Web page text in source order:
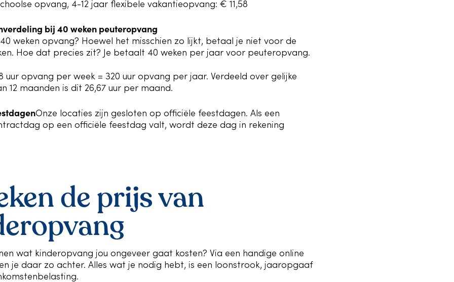
opvang, 4-12 jaar flexibele vakantieopvang: € 11,58
bij 40 weken peuteropvang
40 weken opvang? Hoewel het misschien zo lijkt, betaal je niet voor de
Hoe dat precies zit? Je betaalt 40 weken per jaar voor peuteropvang.
uur opvang per week = 320 uur opvang per jaar. Verdeeld over gelijke
12 maanden is dit 26,67 uur per maand.
Onze locaties zijn gesloten op officiële feestdagen. Als een
op een officiële feestdag valt, wordt deze dag in rekening
de prijs van
wat kinderopvang jou ongeveer gaat kosten? Via een handige online
je daar zo achter. Alles wat je nodig hebt, is een loonstrook, jaaropgaaf